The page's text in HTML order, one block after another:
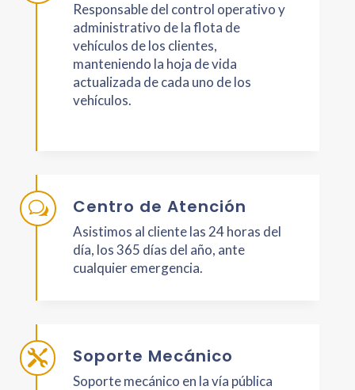
Responsable del control operativo y
administrativo de la flota de
vehículos de los clientes,
manteniendo la hoja de vida
actualizada de cada uno de los
vehículos.
w Centro de Atención
Asistimos al cliente las 24 horas del
día, los 365 días del año, ante
cualquier emergencia.
 Soporte Mecánico
Soporte mecánico en la vía pública